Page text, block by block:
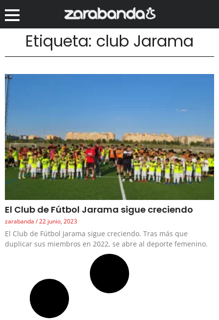
Etiqueta: club Jarama
El Club de Fútbol Jarama sigue creciendo
zarabanda 22 junio, 2023
El Club de Fútbol Jarama sigue creciendo. Tras más que
duplicar sus miembros en 2022, se abre al deporte femenino.